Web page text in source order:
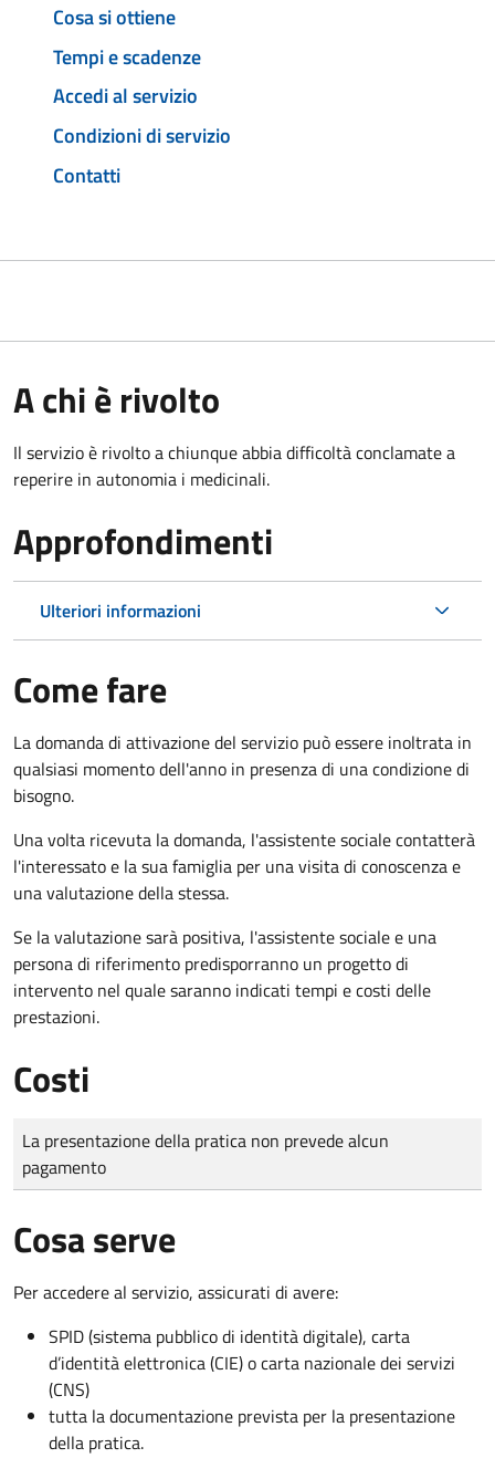
Cosa si ottiene
Tempi e scadenze
Accedi al servizio
Condizioni di servizio
Contatti
A chi è rivolto
Il servizio è rivolto a chiunque abbia difficoltà conclamate a
reperire in autonomia i medicinali.
Approfondimenti
Ulteriori informazioni
Come fare
La domanda di attivazione del servizio può essere inoltrata in
qualsiasi momento dell'anno in presenza di una condizione di
bisogno.
Una volta ricevuta la domanda, l'assistente sociale contatterà
l'interessato e la sua famiglia per una visita di conoscenza e
una valutazione della stessa.
Se la valutazione sarà positiva, l'assistente sociale e una
persona di riferimento predisporranno un progetto di
intervento nel quale saranno indicati tempi e costi delle
prestazioni.
Costi
Tipo di pagamento
Importo
La presentazione della pratica non prevede alcun
pagamento
Cosa serve
Per accedere al servizio, assicurati di avere:
SPID (sistema pubblico di identità digitale), carta
d’identità elettronica (CIE) o carta nazionale dei servizi
(CNS)
tutta la documentazione prevista per la presentazione
della pratica.